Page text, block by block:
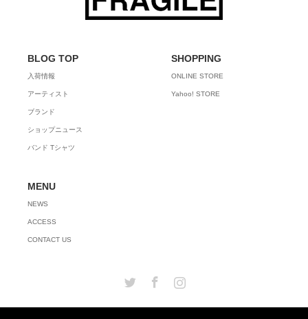
BLOG TOP
入荷情報
アーティスト
ブランド
ショップニュース
バンド Tシャツ
SHOPPING
ONLINE STORE
Yahoo! STORE
MENU
NEWS
ACCESS
CONTACT US
Twitter Facebook